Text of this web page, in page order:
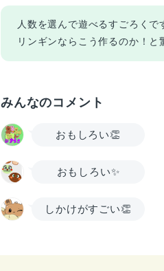
人数を選んで遊べるすごろく
リンギンならこう作るのか！と
みんなのコメント
おもしろい👏
おもしろい✨
しかけがすごい👏